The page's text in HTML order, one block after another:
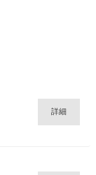
詳細